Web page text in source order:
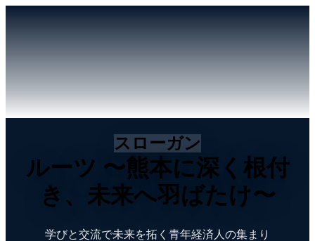
スローガン
ルーツ 〜熊本に深く根付
き、未来へ羽ばたけ〜
学びと交流で未来を拓く青年経済人の集まり